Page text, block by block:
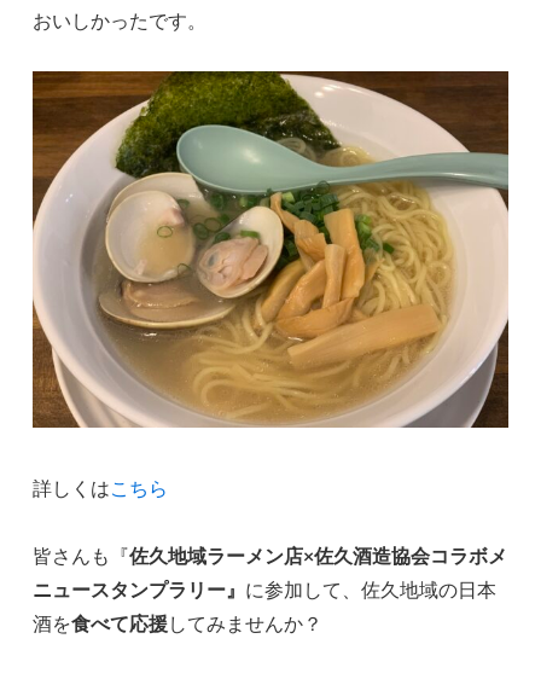
おいしかったです。
詳しくはこちら
皆さんも『佐久地域ラーメン店×佐久酒造協会コラボメ
ニュースタンプラリー』 に参加して、佐久地域の日本
酒を食べて応援してみませんか？